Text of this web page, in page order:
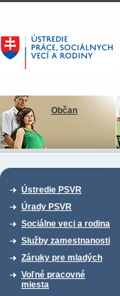
Občan
Ústredie PSVR
Úrady PSVR
Sociálne veci a rodina
Služby zamestnanosti
Záruky pre mladých
Voľné pracovné
miesta